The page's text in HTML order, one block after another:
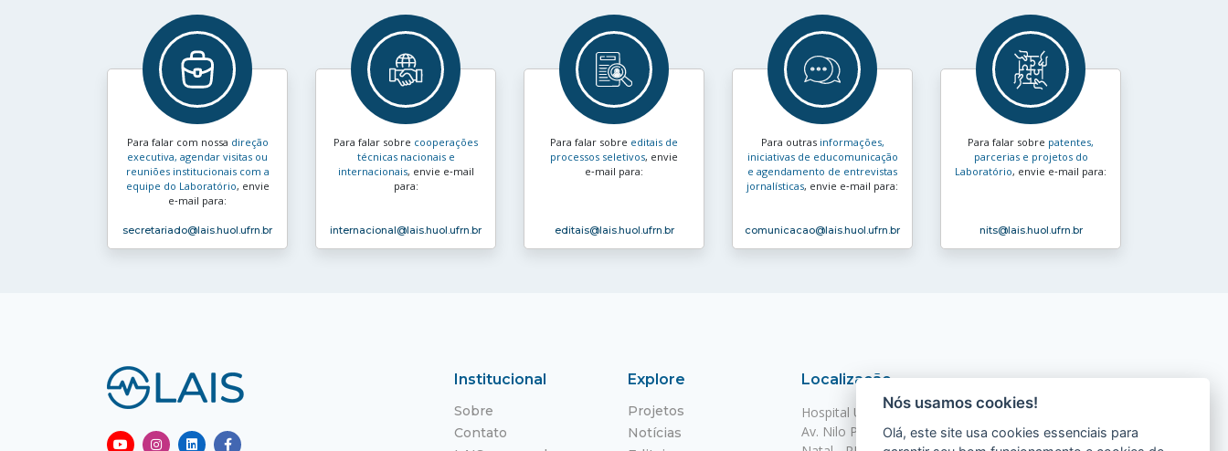
Para falar com nossa direção
executiva, agendar visitas ou
reuniões institucionais com a
equipe do Laboratório, envie
e‑mail para:
secretariado@lais.huol.ufrn.br
Para falar sobre cooperações
técnicas nacionais e
internacionais, envie e‑mail
para:
internacional@lais.huol.ufrn.br
Para falar sobre editais de
processos seletivos, envie
e‑mail para:
editais@lais.huol.ufrn.br
Para outras informações,
iniciativas de educomunicação
e agendamento de entrevistas
jornalísticas, envie e‑mail para:
comunicacao@lais.huol.ufrn.br
Para falar sobre patentes,
parcerias e projetos do
Laboratório, envie e‑mail para:
nits@lais.huol.ufrn.br
Institucional
Sobre
Contato
Explore
Projetos
Notícias
Localização
Hospital Universitário Onofre Lopes - HUOL
Av. Nilo Peçanha, 620 - Petrópolis
Nós usamos cookies!
Olá, este site usa cookies essenciais para